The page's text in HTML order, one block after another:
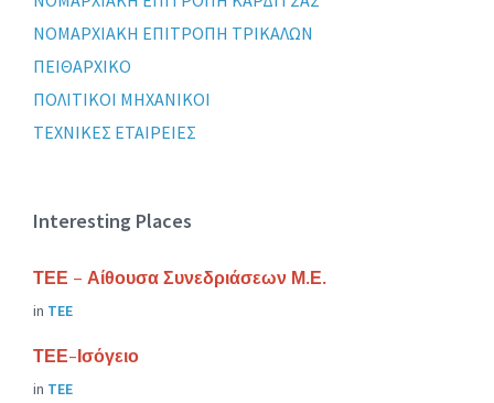
ΝΟΜΑΡΧΙΑΚΗ ΕΠΙΤΡΟΠΗ ΤΡΙΚΑΛΩΝ
ΠΕΙΘΑΡΧΙΚΟ
ΠΟΛΙΤΙΚΟΙ ΜΗΧΑΝΙΚΟΙ
ΤΕΧΝΙΚΕΣ ΕΤΑΙΡΕΙΕΣ
Interesting Places
ΤΕΕ – Αίθουσα Συνεδριάσεων Μ.Ε.
in ΤΕΕ
ΤΕΕ-Ισόγειο
in ΤΕΕ